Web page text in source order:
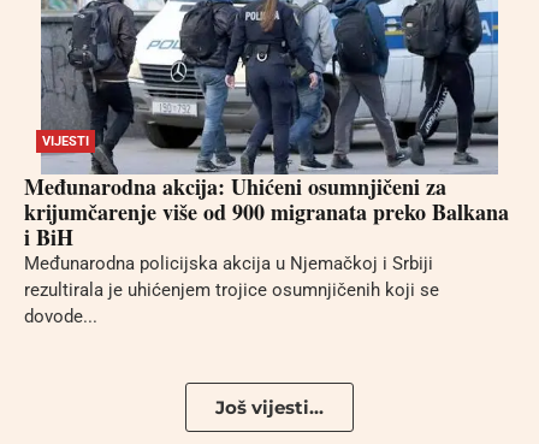
VIJESTI
Međunarodna akcija: Uhićeni osumnjičeni za
krijumčarenje više od 900 migranata preko Balkana
i BiH
Međunarodna policijska akcija u Njemačkoj i Srbiji
rezultirala je uhićenjem trojice osumnjičenih koji se
dovode...
Još vijesti...